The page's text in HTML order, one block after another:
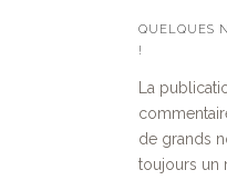
QUELQUES
!
La
de grands
toujours un